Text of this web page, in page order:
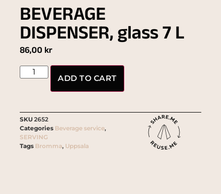
BEVERAGE
DISPENSER, glass 7 L
86,00 kr
ADD TO CART
SKU 2652
Categories Beverage service,
SERVING
Tags Bromma, Uppsala